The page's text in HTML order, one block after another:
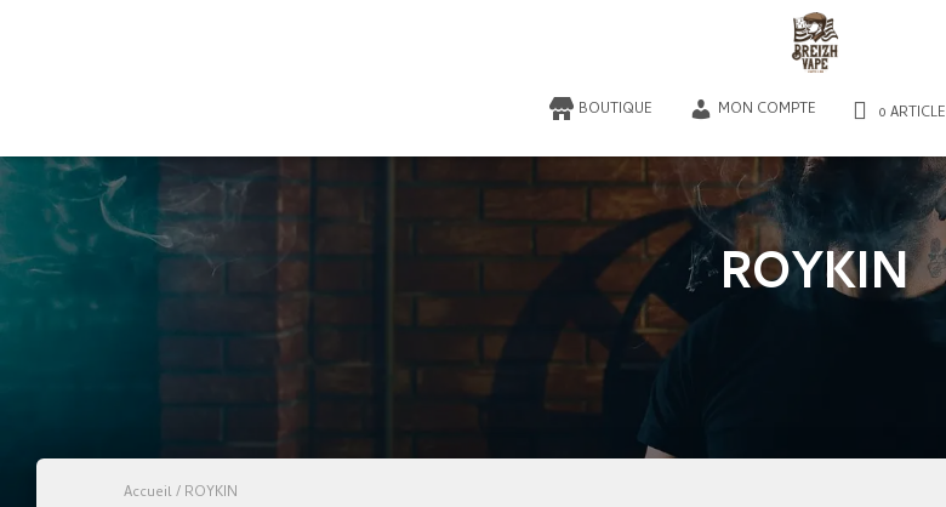
​BOUTIQUE MON COMPTE 0 ARTICLE
ROYKIN
Accueil/ ROYKIN